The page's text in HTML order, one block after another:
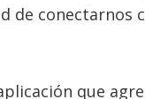
de conectarnos
que